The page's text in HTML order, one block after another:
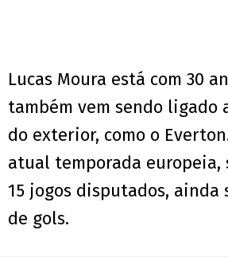
Lucas Moura está com 30
também vem sendo ligado
do exterior, como o
atual temporada europeia,
15 jogos disputados,
de gols.